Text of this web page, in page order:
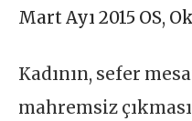
Mart Ayı 2015 OS,
Kadının, sefer
mahremsiz